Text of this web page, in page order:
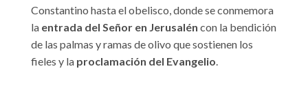
Constantino hasta el obelisco, donde se conmemora
la entrada del Señor en Jerusalén con la bendición
de las palmas y ramas de olivo que sostienen los
fieles y la proclamación del Evangelio.